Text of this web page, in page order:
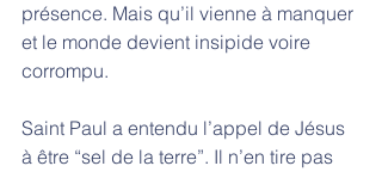
présence. Mais qu’il vienne à manquer
et le monde devient insipide voire
corrompu.
Saint Paul a entendu l’appel de Jésus
à être “sel de la terre”. Il n’en tire pas